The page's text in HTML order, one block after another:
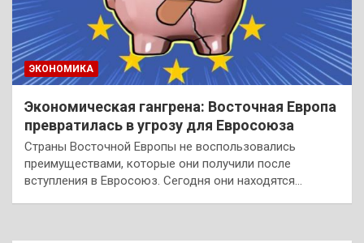
ЭКОНОМИКА
Экономическая гангрена: Восточная Европа
превратилась в угрозу для Евросоюза
Страны Восточной Европы не воспользовались
преимуществами, которые они получили после
вступления в Евросоюз. Сегодня они находятся…